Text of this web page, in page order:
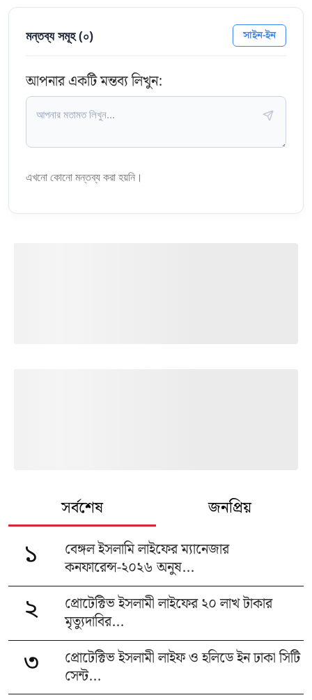
মন্তব্য সমূহ (০) সাইন-ইন
আপনার একটি মন্তব্য লিখুন:
এখনো কোনো মন্তব্য করা হয়নি।
সর্বশেষ জনপ্রিয়
১
বেঙ্গল ইসলামি লাইফের ম্যানেজার
কনফারেন্স-২০২৬ অনুষ...
২
প্রোটেক্টিভ ইসলামী লাইফের ২০ লাখ টাকার
মৃত্যুদাবির...
৩
প্রোটেক্টিভ ইসলামী লাইফ ও হলিডে ইন ঢাকা সিটি
সেন্ট...